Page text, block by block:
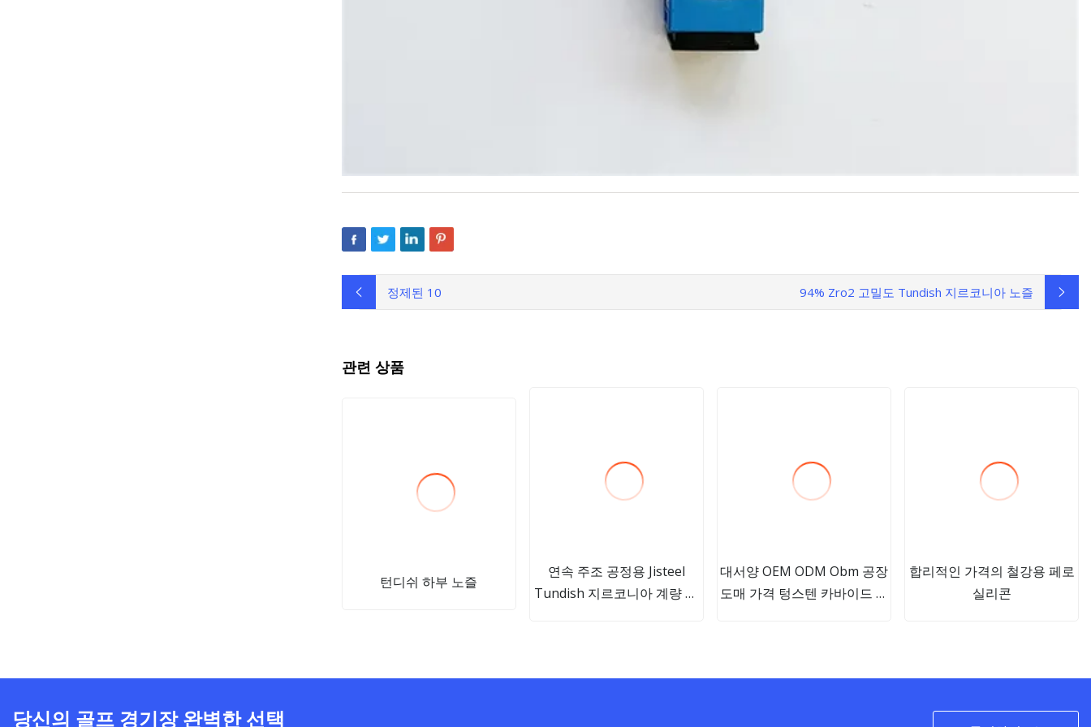
정제된 10 94% Zro2 고밀도 Tundish 지르코니아 노즐
관련 상품
턴디쉬 하부 노즐
연속 주조 공정용 Jisteel
Tundish 지르코니아 계량 노
대서양 OEM ODM Obm 공장
도매 가격 텅스텐 카바이드 구
합리적인 가격의 철강용 페로
실리콘
당신의 골프 경기장 완벽한 선택